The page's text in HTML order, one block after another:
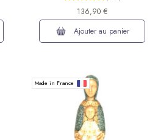
136,90 €
Ajouter au panier
Made in France